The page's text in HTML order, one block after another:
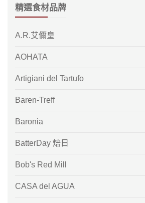
精選食材品牌
A.R.艾儞皇
AOHATA
Artigiani del Tartufo
Baren-Treff
Baronia
BatterDay 焙日
Bob's Red Mill
CASA del AGUA